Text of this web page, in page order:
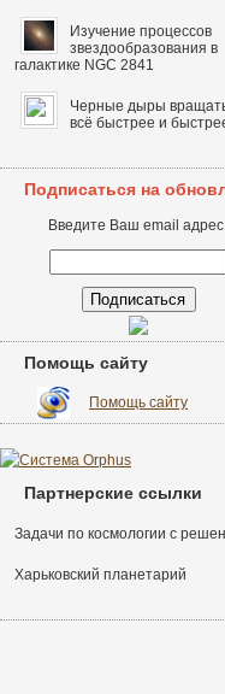
Изучение процессов
звездообразования в
галактике NGC 2841
Черные дыры
всё быстрее и
Подписаться на
Введите Ваш email
Помощь сайту
Помощь сайту
Партнерские ссылки
Задачи по космологии с
Харьковский планетарий